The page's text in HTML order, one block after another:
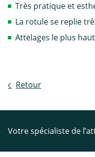
Très pratique et
La rotule se replie
Attelages le plus
Retour
Votre spécialiste de